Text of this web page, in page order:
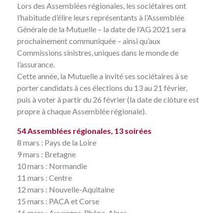
Lors des Assemblées régionales, les sociétaires ont
l’habitude d’élire leurs représentants à l’Assemblée
Générale de la Mutuelle – la date de l’AG 2021 sera
prochainement communiquée – ainsi qu’aux
Commissions sinistres, uniques dans le monde de
l’assurance.
Cette année, la Mutuelle a invité ses sociétaires à se
porter candidats à ces élections du 13 au 21 février,
puis à voter à partir du 26 février (la date de clôture est
propre à chaque Assemblée régionale).
54 Assemblées régionales, 13 soirées
8 mars : Pays de la Loire
9 mars : Bretagne
10 mars : Normandie
11 mars : Centre
12 mars : Nouvelle-Aquitaine
15 mars : PACA et Corse